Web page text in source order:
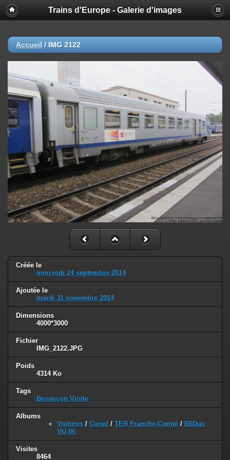
Trains d'Europe - Galerie d'images
Accueil / IMG 2122
Créée le
mercredi 24 septembre 2014
Ajoutée le
mardi 11 novembre 2014
Dimensions
4000*3000
Fichier
IMG_2122.JPG
Poids
4314 Ko
Tags
Besançon Viotte
Albums
Voitures / Corail / TER Franche-Comté / B6Dux
VU 86
Visites
8464